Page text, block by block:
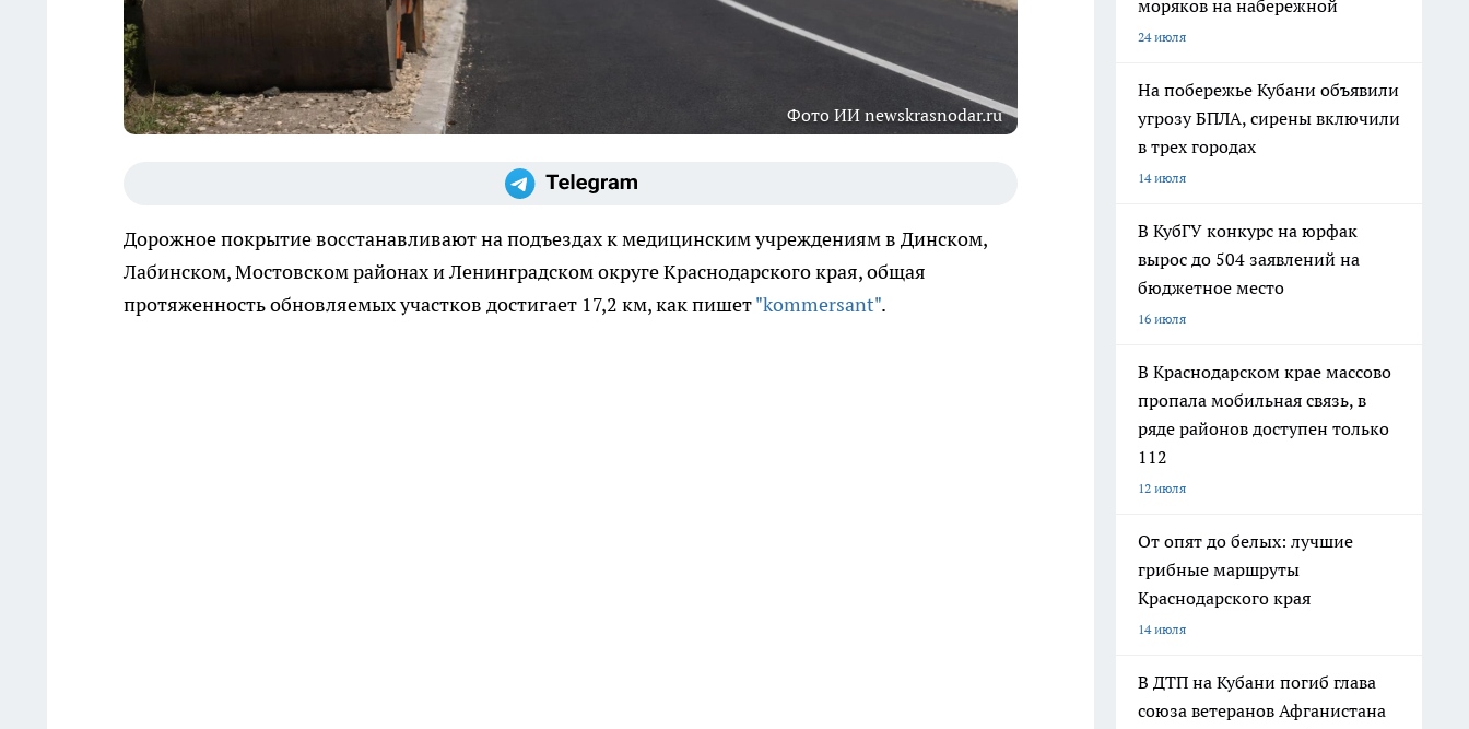
Фото ИИ newskrasnodar.ru
Дорожное покрытие восстанавливают на подъездах к медицинским учреждениям в Динском,
Лабинском, Мостовском районах и Ленинградском округе Краснодарского края, общая
протяженность обновляемых участков достигает 17,2 км, как пишет"kommersant".
моряков на набережной
24 июля
На побережье Кубани объявили
угрозу БПЛА, сирены включили
в трех городах
14 июля
В КубГУ конкурс на юрфак
вырос до 504 заявлений на
бюджетное место
16 июля
В Краснодарском крае массово
пропала мобильная связь, в
ряде районов доступен только
112
12 июля
От опят до белых: лучшие
грибные маршруты
Краснодарского края
14 июля
В ДТП на Кубани погиб глава
союза ветеранов Афганистана